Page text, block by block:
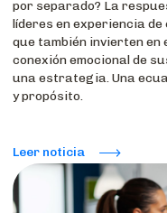
por separado? La
líderes en experiencia de
que también invierten en
conexión emocional de
una estrategia. Una
y propósito.
Leer noticia